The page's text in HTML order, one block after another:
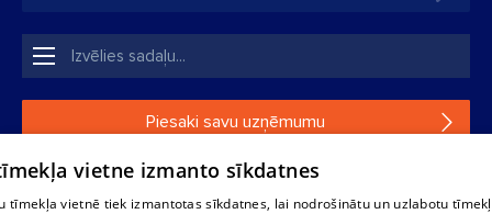
Piesaki savu uzņēmumu
Ja tavs uzņēmums nav mūsu datubāzē, aizpildi vienkāršu
vietne izmanto sīkdatnes
tīmekļa vietnē tiek izmantotas sīkdatnes, lai nodrošinātu un uzlabotu